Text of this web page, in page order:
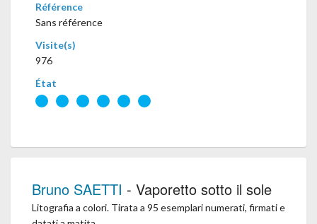
Référence
Sans référence
Visite(s)
976
État
Bruno SAETTI - Vaporetto sotto il sole
Litografia a colori. Tirata a 95 esemplari numerati, firmati e